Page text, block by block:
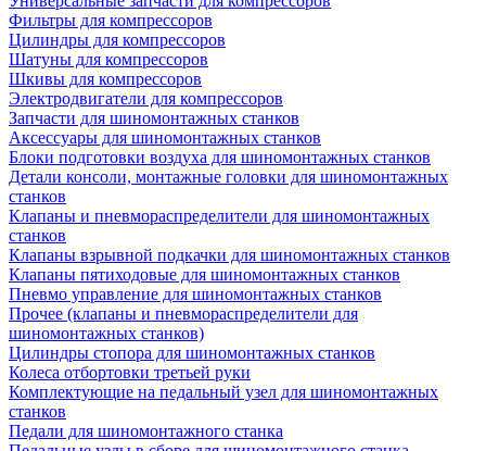
Фильтры для компрессоров
Цилиндры для компрессоров
Шатуны для компрессоров
Шкивы для компрессоров
Электродвигатели для компрессоров
Запчасти для шиномонтажных станков
Аксессуары для шиномонтажных станков
Блоки подготовки воздуха для шиномонтажных станков
Детали консоли, монтажные головки для шиномонтажных
станков
Клапаны и пневмораспределители для шиномонтажных
станков
Клапаны взрывной подкачки для шиномонтажных станков
Клапаны пятиходовые для шиномонтажных станков
Пневмо управление для шиномонтажных станков
Прочее (клапаны и пневмораспределители для
шиномонтажных станков)
Цилиндры стопора для шиномонтажных станков
Колеса отбортовки третьей руки
Комплектующие на педальный узел для шиномонтажных
станков
Педали для шиномонтажного станка